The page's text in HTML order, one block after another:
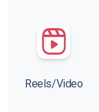
Reels/Video